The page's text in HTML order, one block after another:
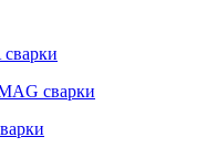
сварки